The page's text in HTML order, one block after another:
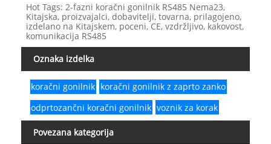
Hot Tags: 2-fazni koračni gonilnik RS485 Nema23,
Kitajska, proizvajalci, dobavitelji, tovarna, prilagojeno,
izdelano na Kitajskem, poceni, CE, vzdržljivo, kakovost,
komunikacija RS485
Oznaka izdelka
koračni gonilnik koračni gonilnik z zaprto zanko
odprtozančni koračni gonilnik voznik za korak
Povezana kategorija